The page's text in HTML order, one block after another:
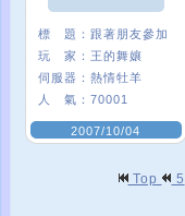
標 題： 跟著朋友參加
玩 家： 王的舞孃
伺服器： 熱情牡羊
人 氣： 70001
2007/10/04
Top 5